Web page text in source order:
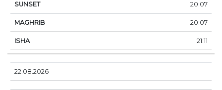
20:07
20:07
21:11
22.08.2026